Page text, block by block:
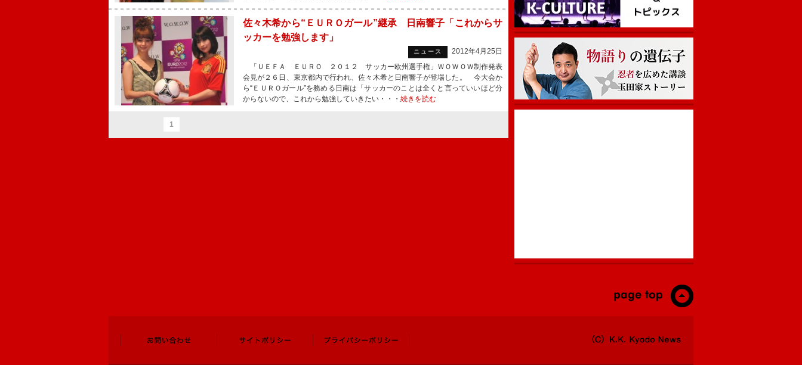
佐々木希から“ＥＵＲＯガール”継承 日南響子「これからサ
ッカーを勉強します」
ニュース
2012年4月25日
「ＵＥＦＡ ＥＵＲＯ ２０１２ サッカー欧州選手権」ＷＯＷＯＷ制作発表
会見が２６日、東京都内で行われ、佐々木希と日南響子が登場した。 今大会か
ら“ＥＵＲＯガール”を務める日南は「サッカーのことは全くと言っていいほど分
からないので、これから勉強していきたい・・・ 続きを読む
1